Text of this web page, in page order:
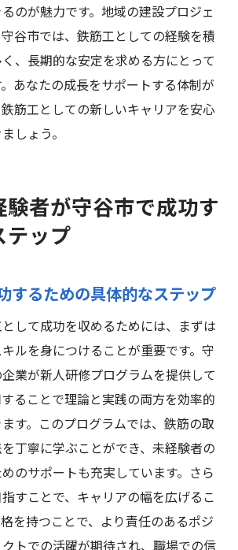
のが魅力です。地域の建設プロジェ
谷市では、鉄筋工としての経験を積
、長期的な安定を求める方にとって
あなたの成長をサポートする体制が
筋工としての新しいキャリアを安心
しょう。
者が守谷市で成功す
テップ
するための具体的なステップ
して成功を収めるためには、まずは
ルを身につけることが重要です。守
業が新人研修プログラムを提供して
ることで理論と実践の両方を効率的
す。このプログラムでは、鉄筋の取
丁寧に学ぶことができ、未経験者の
のサポートも充実しています。さら
すことで、キャリアの幅を広げるこ
を持つことで、より責任のあるポジ